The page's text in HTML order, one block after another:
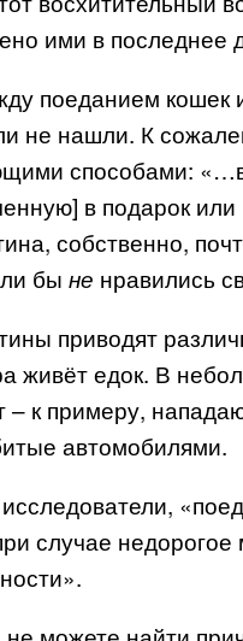
ими в последнее
поеданием кошек
не нашли. К
способами:
в подарок
собственно,
бы не нравились
приводят
живёт едок. В
к примеру,
автомобилями.
случае